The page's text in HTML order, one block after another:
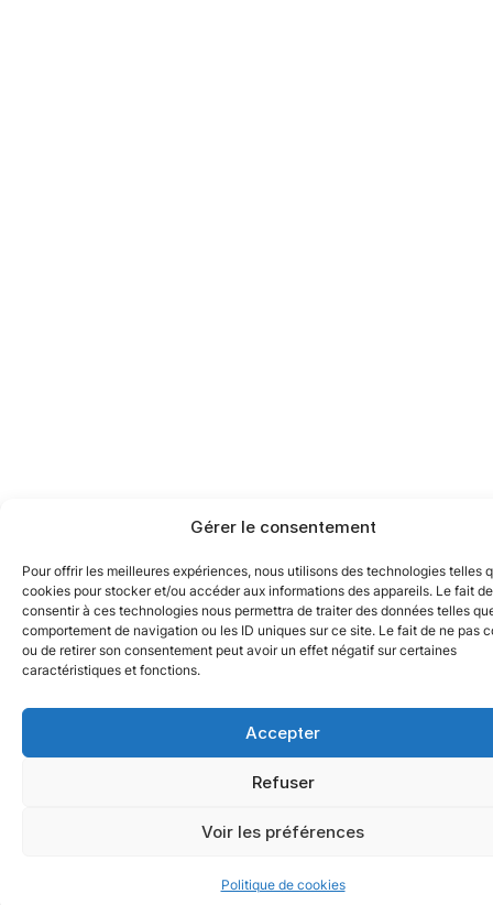
Gérer le consentement
Pour offrir les meilleures expériences, nous utilisons des technologies telles
cookies pour stocker et/ou accéder aux informations des appareils. Le fait de
consentir à ces technologies nous permettra de traiter des données telles
comportement de navigation ou les ID uniques sur ce site. Le fait de ne pas
ou de retirer son consentement peut avoir un effet négatif sur certaines
caractéristiques et fonctions.
Accepter
Refuser
Voir les préférences
Politique de cookies